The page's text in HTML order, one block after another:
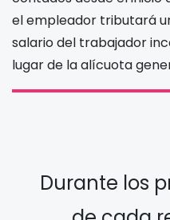
el empleador tributará
salario del trabajador
lugar de la alícuota
Durante los